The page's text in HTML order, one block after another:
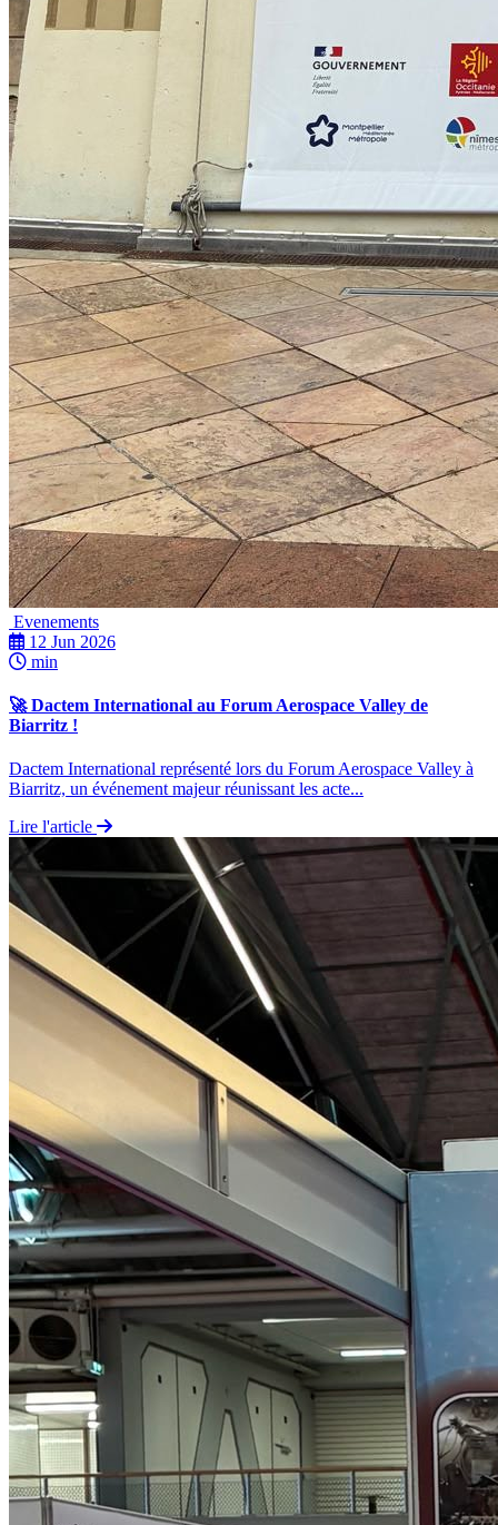
Evenements
12 Jun 2026
min
🚀 Dactem International au Forum Aerospace Valley de
Biarritz !
Dactem International représenté lors du Forum Aerospace Valley à
Biarritz, un événement majeur réunissant les acte...
Lire l'article